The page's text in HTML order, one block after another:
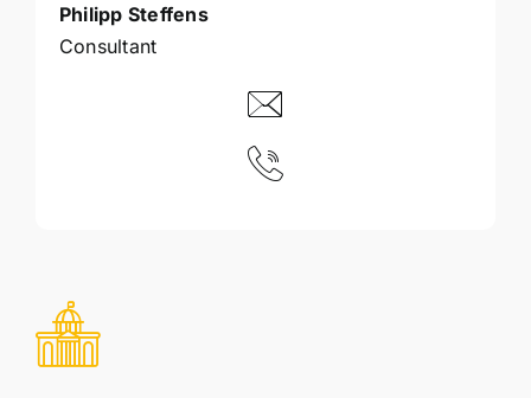
Philipp Steffens
Consultant